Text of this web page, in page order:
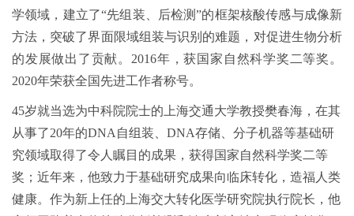
学领域，建立了“先组装、后检测”的框架核酸传感与成像新
方法，突破了界面限域组装与识别的难题，对促进生物分析
的发展做出了贡献。2016年，获国家自然科学奖二等奖。
2020年荣获全国先进工作者称号。
45岁就当选为中科院院士的上海交通大学教授樊春海，在其
从事了20年的DNA自组装、DNA存储、分子机器等基础研
究领域取得了令人瞩目的成果，获得国家自然科学奖二等
奖；近年来，他致力于基础研究成果向临床转化，造福人类
健康。作为新上任的上海交大转化医学研究院执行院长，他